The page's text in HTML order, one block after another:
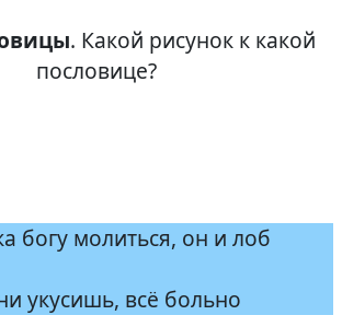
. Какой рисунок к какой
пословице?
богу молиться, он и лоб
укусишь, всё больно